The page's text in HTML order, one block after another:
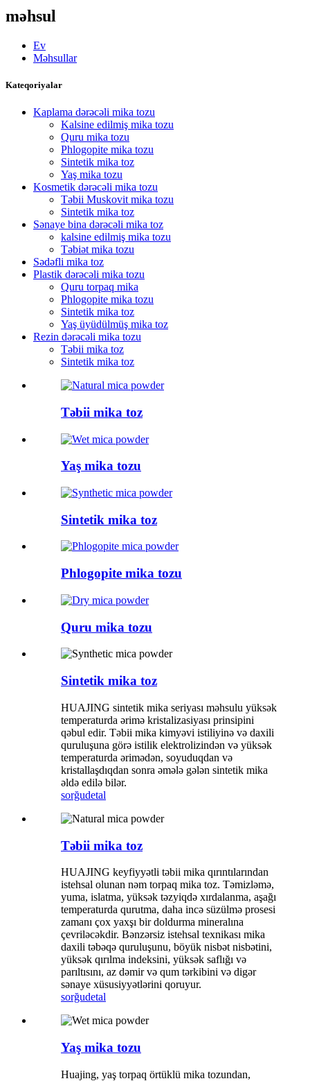
məhsul
Ev
Məhsullar
Kateqoriyalar
Kaplama dərəcəli mika tozu
Kalsine edilmiş mika tozu
Quru mika tozu
Phlogopite mika tozu
Sintetik mika toz
Yaş mika tozu
Kosmetik dərəcəli mika tozu
Təbii Muskovit mika tozu
Sintetik mika toz
Sənaye bina dərəcəli mika toz
kalsine edilmiş mika tozu
Təbiət mika tozu
Sədəfli mika toz
Plastik dərəcəli mika tozu
Quru torpaq mika
Phlogopite mika tozu
Sintetik mika toz
Yaş üyüdülmüş mika toz
Rezin dərəcəli mika tozu
Təbii mika toz
Sintetik mika toz
Təbii mika toz
Yaş mika tozu
Sintetik mika toz
Phlogopite mika tozu
Quru mika tozu
Sintetik mika toz
HUAJING sintetik mika seriyası məhsulu yüksək
temperaturda ərimə kristalizasiyası prinsipini
qəbul edir. Təbii mika kimyəvi istiliyinə və daxili
quruluşuna görə istilik elektrolizindən və yüksək
temperaturda ərimədən, soyuduqdan və
kristallaşdıqdan sonra əmələ gələn sintetik mika
əldə edilə bilər.
sorğudetal
Təbii mika toz
HUAJING keyfiyyətli təbii mika qırıntılarından
istehsal olunan nəm torpaq mika toz. Təmizləmə,
yuma, islatma, yüksək təzyiqdə xırdalanma, aşağı
temperaturda qurutma, daha incə süzülmə prosesi
zamanı çox yaxşı bir doldurma mineralına
çevriləcəkdir. Bənzərsiz istehsal texnikası mika
daxili təbəqə quruluşunu, böyük nisbət nisbətini,
yüksək qırılma indeksini, yüksək saflığı və
parıltısını, az dəmir və qum tərkibini və digər
sənaye xüsusiyyətlərini qoruyur.
sorğudetal
Yaş mika tozu
Huajing, yaş torpaq örtüklü mika tozundan,